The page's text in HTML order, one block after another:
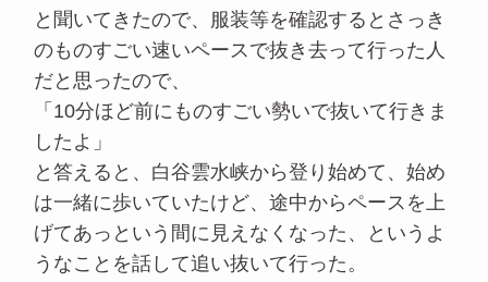
と聞いてきたので、服装等を確認するとさっき
のものすごい速いペースで抜き去って行った人
だと思ったので、
「10分ほど前にものすごい勢いで抜いて行きま
したよ」
と答えると、白谷雲水峡から登り始めて、始め
は一緒に歩いていたけど、途中からペースを上
げてあっという間に見えなくなった、というよ
うなことを話して追い抜いて行った。